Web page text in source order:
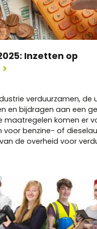
Inzetten op
verduurzamen, de
en bijdragen aan een
maatregelen komen er
voor benzine- of
de overheid voor